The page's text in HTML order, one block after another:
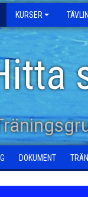
KURSER
DOKUMENT